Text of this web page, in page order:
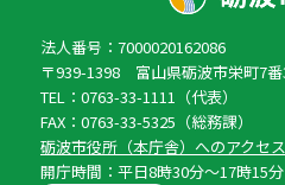
法人番号：7000020162086
〒939-1398 富山県砺波市栄町7番
TEL：0763-33-1111（代表）
FAX：0763-33-5325（総務課）
砺波市役所（本庁舎）へのアクセス
開庁時間：平日8時30分〜17時15